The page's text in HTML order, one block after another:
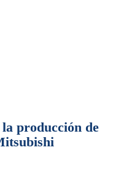
producción de